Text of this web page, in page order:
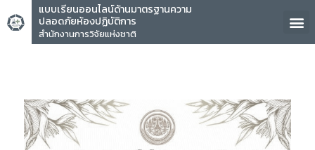
แบบเรียนออนไลน์ด้านมาตรฐานความ
ปลอดภัยห้องปฏิบัติการ
สำนักงานการวิจัยแห่งชาติ